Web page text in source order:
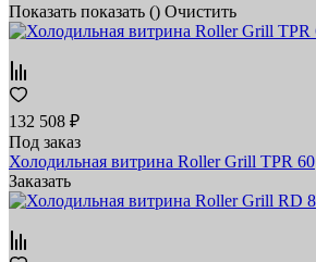
Показать показать () Очистить
132 508 ₽
Под заказ
Холодильная витрина Roller Grill TPR 60
Заказать